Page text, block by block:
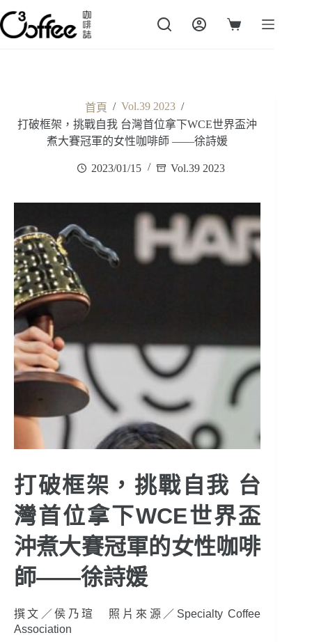
跳
至
主
購
首頁 / Vol.39 2023 /
打破框架，挑戰自我 台灣首位拿下WCE世界盃沖
煮大賽冠軍的女性咖啡師 ——徐詩媛
2023/01/15 Vol.39 2023
打破框架，挑戰自我 台
灣首位拿下WCE世界盃
沖煮大賽冠軍的女性咖啡
師——徐詩媛
撰文／侯乃瑄 照片來源／Specialty Coffee
Association